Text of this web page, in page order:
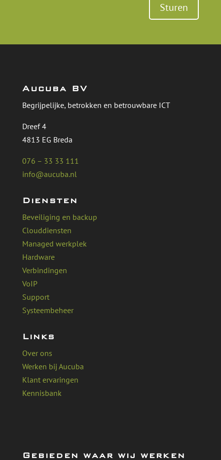
Sturen
Aucuba BV
Begrijpelijke, betrokken en betrouwbare ICT
Dreef 4
4813 EG Breda
076 – 33 33 111
info@aucuba.nl
Diensten
Beveiliging en backup
Clouddiensten
Managed werkplek
Hardware
Verbindingen
VoIP
Support
Systeembeheer
Links
Over ons
Werken bij Aucuba
Klant ervaringen
Kennisbank
Gebieden waar wij werken